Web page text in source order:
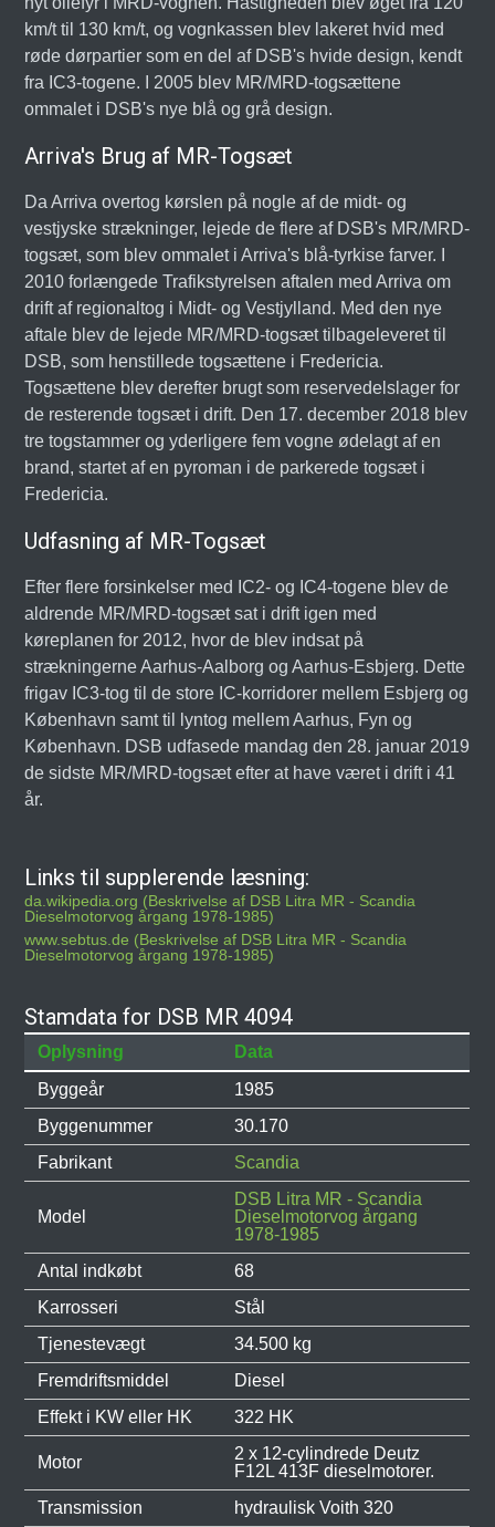
km/t til 130 km/t, og vognkassen blev lakeret hvid med
røde dørpartier som en del af DSB's hvide design, kendt
fra IC3-togene. I 2005 blev MR/MRD-togsættene
ommalet i DSB's nye blå og grå design.
Arriva's Brug af MR-Togsæt
Da Arriva overtog kørslen på nogle af de midt- og
vestjyske strækninger, lejede de flere af DSB's MR/MRD-
togsæt, som blev ommalet i Arriva's blå-tyrkise farver. I
2010 forlængede Trafikstyrelsen aftalen med Arriva om
drift af regionaltog i Midt- og Vestjylland. Med den nye
aftale blev de lejede MR/MRD-togsæt tilbageleveret til
DSB, som henstillede togsættene i Fredericia.
Togsættene blev derefter brugt som reservedelslager for
de resterende togsæt i drift. Den 17. december 2018 blev
tre togstammer og yderligere fem vogne ødelagt af en
brand, startet af en pyroman i de parkerede togsæt i
Fredericia.
Udfasning af MR-Togsæt
Efter flere forsinkelser med IC2- og IC4-togene blev de
aldrende MR/MRD-togsæt sat i drift igen med
køreplanen for 2012, hvor de blev indsat på
strækningerne Aarhus-Aalborg og Aarhus-Esbjerg. Dette
frigav IC3-tog til de store IC-korridorer mellem Esbjerg og
København samt til lyntog mellem Aarhus, Fyn og
København. DSB udfasede mandag den 28. januar 2019
de sidste MR/MRD-togsæt efter at have været i drift i 41
år.
Links til supplerende læsning:
da.wikipedia.org (Beskrivelse af DSB Litra MR - Scandia
Dieselmotorvog årgang 1978-1985)
www.sebtus.de (Beskrivelse af DSB Litra MR - Scandia
Dieselmotorvog årgang 1978-1985)
Stamdata for DSB MR 4094
Oplysning
Data
Byggeår
1985
Byggenummer
30.170
Fabrikant
Scandia
Model
DSB Litra MR - Scandia
Dieselmotorvog årgang
1978-1985
Antal indkøbt
68
Karrosseri
Stål
Tjenestevægt
34.500 kg
Fremdriftsmiddel
Diesel
Effekt i KW eller HK
322 HK
Motor
2 x 12-cylindrede Deutz
F12L 413F dieselmotorer.
Transmission
hydraulisk Voith 320